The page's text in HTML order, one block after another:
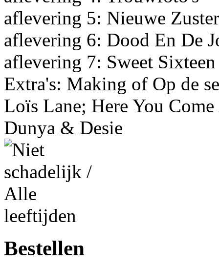
aflevering 5: Nieuwe Zuster
aflevering 6: Dood En De
aflevering 7: Sweet Sixteen
Extra's: Making of Op de
Loïs Lane; Here You
Dunya & Desie
Bestellen